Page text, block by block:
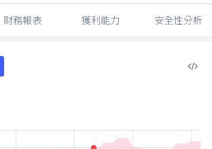
財務報表 獲利能力 安全性分析